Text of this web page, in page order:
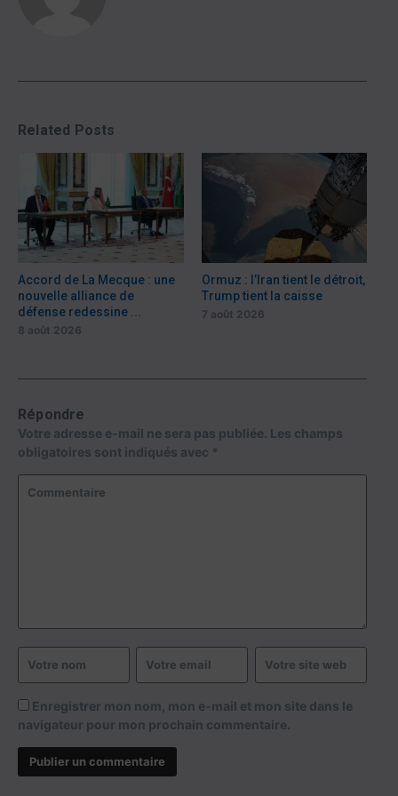
Related Posts
Accord de La Mecque : une
nouvelle alliance de
défense redessine ...
8 août 2026
Ormuz : l’Iran tient le détroit,
Trump tient la caisse
7 août 2026
Répondre
Votre adresse e-mail ne sera pas publiée. Les champs
obligatoires sont indiqués avec *
Enregistrer mon nom, mon e-mail et mon site dans le
navigateur pour mon prochain commentaire.